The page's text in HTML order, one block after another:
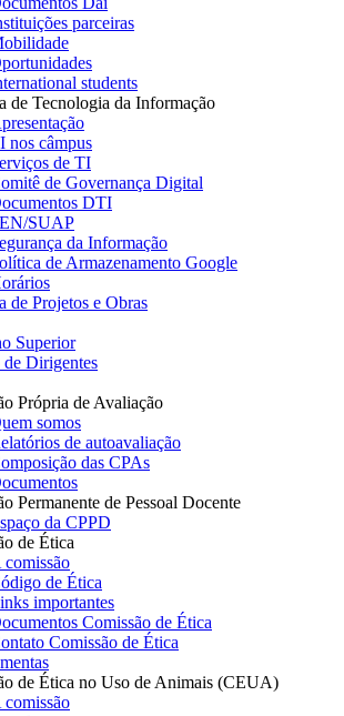
parceiras
students
de Tecnologia da Informação
nos câmpus
de TI
de Governança Digital
DTI
SUAP
da Informação
de Armazenamento Google
de Projetos e Obras
Superior
Dirigentes
Própria de Avaliação
somos
de autoavaliação
das CPAs
Permanente de Pessoal Docente
da CPPD
de Ética
comissão
de Ética
importantes
Comissão de Ética
Comissão de Ética
de Ética no Uso de Animais (CEUA)
comissão